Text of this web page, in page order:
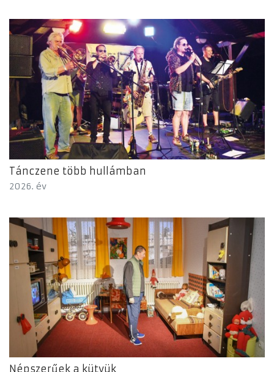
Tánczene több hullámban
2026. év
Népszerűek a kütyük